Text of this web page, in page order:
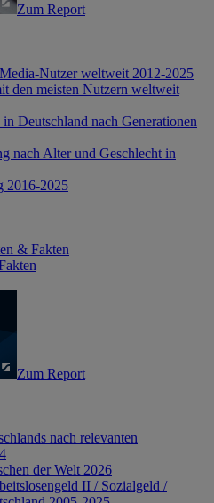
Zum Report
Nutzer weltweit 2012-2025
den meisten Nutzern weltweit
Deutschland nach Generationen
nach Alter und Geschlecht in
2016-2025
& Fakten
Zum Report
nach relevanten
der Welt 2026
II / Sozialgeld /